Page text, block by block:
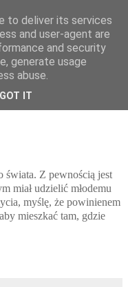
świata. Z pewnością jest
miał udzielić młodemu
myślę, że powinienem
mieszkać tam, gdzie
to deliver its services
and user-agent are
and security
generate usage
abuse.
GOT IT